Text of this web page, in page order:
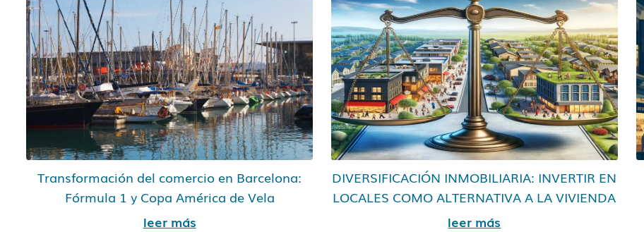
Transformación del comercio en Barcelona:
Fórmula 1 y Copa América de Vela
leer más
DIVERSIFICACIÓN INMOBILIARIA: INVERTIR EN
LOCALES COMO ALTERNATIVA A LA VIVIENDA
leer más